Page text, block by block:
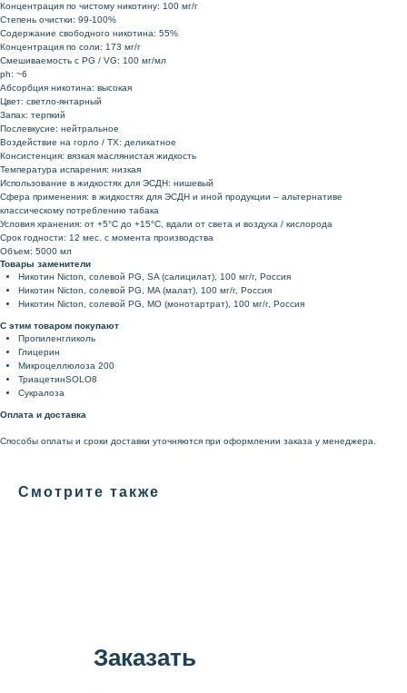
Концентрация по чистому никотину: 100 мг/г
Степень очистки: 99-100%
Содержание свободного никотина: 55%
Концентрация по соли: 173 мг/г
Смешиваемость с PG / VG: 100 мг/мл
ph: ~6
Абсорбция никотина: высокая
Цвет: светло-янтарный
Запах: терпкий
Послевкусие: нейтральное
Воздействие на горло / ТХ: деликатное
Консистенция: вязкая маслянистая жидкость
Температура испарения: низкая
Использование в жидкостях для ЭСДН: нишевый
Сфера применения: в жидкостях для ЭСДН и иной продукции – альтернативе
классическому потреблению табака
Условия хранения: от +5°C до +15°C, вдали от света и воздуха / кислорода
Срок годности: 12 мес. с момента производства
Объем: 5000 мл
Товары заменители
Никотин Nicton, солевой PG, SA (салицилат), 100 мг/г, Россия
Никотин Nicton, солевой PG, MA (малат), 100 мг/г, Россия
Никотин Nicton, солевой PG, MO (монотартрат), 100 мг/г, Россия
С этим товаром покупают
Пропиленгликоль
Глицерин
Микроцеллюлоза 200
ТриацетинSOLO8
Сукралоза
Оплата и доставка
Способы оплаты и сроки доставки уточняются при оформлении заказа у менеджера.
Смотрите также
Заказать